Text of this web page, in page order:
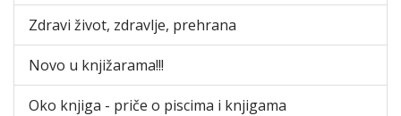
Zdravi život, zdravlje, prehrana
Novo u knjižarama!!!
Oko knjiga - priče o piscima i knjigama